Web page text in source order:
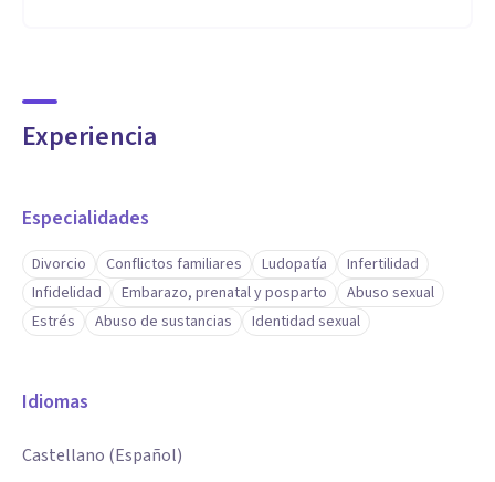
Experiencia
Especialidades
Divorcio Conflictos familiares Ludopatía
Infertilidad
Infidelidad
Embarazo, prenatal y posparto
Abuso sexual
Estrés
Abuso de sustancias Identidad sexual
Idiomas
Castellano (Español)